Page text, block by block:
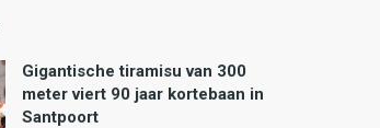
Gigantische tiramisu van 300
meter viert 90 jaar kortebaan in
Santpoort